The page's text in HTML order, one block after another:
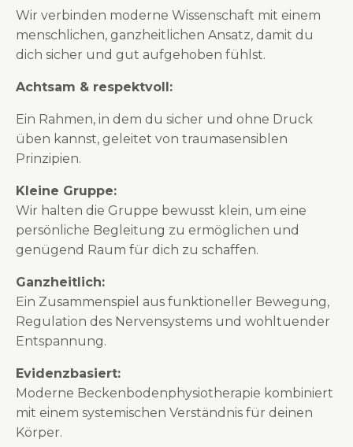
Wir verbinden moderne Wissenschaft mit einem
menschlichen, ganzheitlichen Ansatz, damit du
dich sicher und gut aufgehoben fühlst.
Achtsam & respektvoll:
Ein Rahmen, in dem du sicher und ohne Druck
üben kannst, geleitet von traumasensiblen
Prinzipien.
Kleine Gruppe:
Wir halten die Gruppe bewusst klein, um eine
persönliche Begleitung zu ermöglichen und
genügend Raum für dich zu schaffen.
Ganzheitlich:
Ein Zusammenspiel aus funktioneller Bewegung,
Regulation des Nervensystems und wohltuender
Entspannung.
Evidenzbasiert:
Moderne Beckenbodenphysiotherapie kombiniert
mit einem systemischen Verständnis für deinen
Körper.